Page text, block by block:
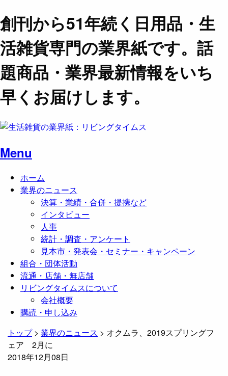
創刊から51年続く日用品・生
活雑貨専門の業界紙です。話
題商品・業界最新情報をいち
早くお届けします。
Menu
ホーム
業界のニュース
決算・業績・合併・提携など
インタビュー
人事
統計・調査・アンケート
見本市・発表会・セミナー・キャンペーン
組合・団体活動
流通・店舗・無店舗
リビングタイムスについて
会社概要
購読・申し込み
トップ> 業界のニュース > オクムラ、2019スプリングフ
ェア 2月に
2018年12月08日